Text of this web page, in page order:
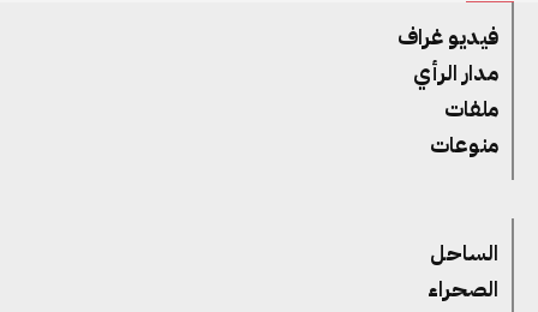
فيديو غراف
مدار الرأي
ملفات
منوعات
الساحل
الصحراء